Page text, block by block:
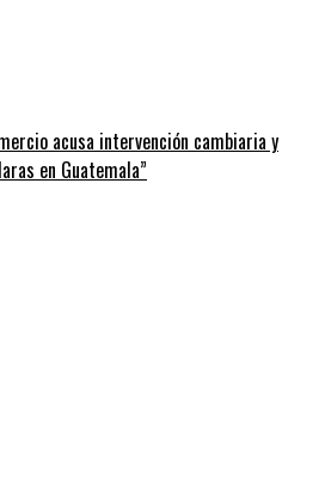
acusa intervención cambiaria y
en Guatemala”